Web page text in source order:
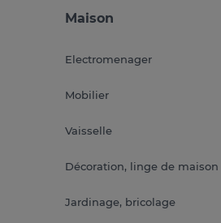
Maison
Electromenager
Mobilier
Vaisselle
Décoration, linge de maison
Jardinage, bricolage